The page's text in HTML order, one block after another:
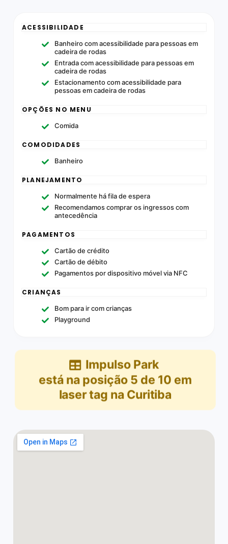
ACESSIBILIDADE
Banheiro com acessibilidade para pessoas em
cadeira de rodas
Entrada com acessibilidade para pessoas em
cadeira de rodas
Estacionamento com acessibilidade para
pessoas em cadeira de rodas
OPÇÕES NO MENU
Comida
COMODIDADES
Banheiro
PLANEJAMENTO
Normalmente há fila de espera
Recomendamos comprar os ingressos com
antecedência
PAGAMENTOS
Cartão de crédito
Cartão de débito
Pagamentos por dispositivo móvel via NFC
CRIANÇAS
Bom para ir com crianças
Playground
Impulso Park
está na posição 5 de 10 em
laser tag na Curitiba